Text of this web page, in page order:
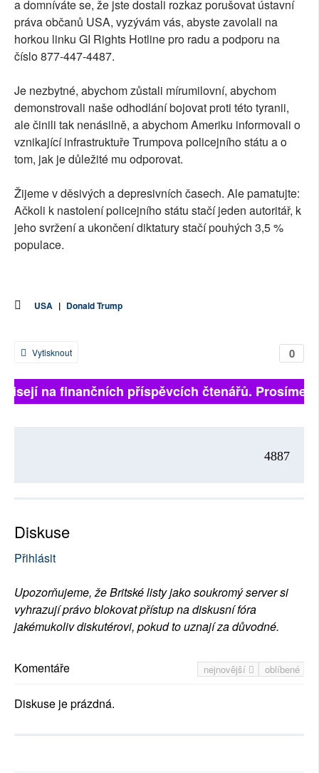
a domníváte se, že jste dostali rozkaz porušovat ústavní
práva občanů USA, vyzývám vás, abyste zavolali na
horkou linku GI Rights Hotline pro radu a podporu na
číslo 877-447-4487.
Je nezbytné, abychom zůstali mírumilovní, abychom
demonstrovali naše odhodlání bojovat proti této tyranii,
ale činili tak nenásilně, a abychom Ameriku informovali o
vznikající infrastruktuře Trumpova policejního státu a o
tom, jak je důležité mu odporovat.
Žijeme v děsivých a depresivních časech. Ale pamatujte:
Ačkoli k nastolení policejního státu stačí jeden autoritář, k
jeho svržení a ukončení diktatury stačí pouhých 3,5 %
populace.
USA | Donald Trump
0
Vytisknout
na finančních příspěvcích čtenářů. Prosíme,
4887
Diskuse
Přihlásit
Upozorňujeme, že Britské listy jako soukromý server si
vyhrazují právo blokovat přístup na diskusní fóra
jakémukoliv diskutérovi, pokud to uznají za důvodné.
nejnovější oblíbené
Komentáře
Diskuse je prázdná.